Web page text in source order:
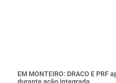
EM MONTEIRO: DRACO E
durante ação integrada